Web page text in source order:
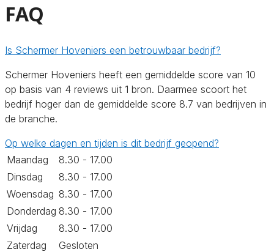
FAQ
Is Schermer Hoveniers een betrouwbaar bedrijf?
Schermer Hoveniers heeft een gemiddelde score van 10
op basis van 4 reviews uit 1 bron. Daarmee scoort het
bedrijf hoger dan de gemiddelde score 8.7 van bedrijven in
de branche.
Op welke dagen en tijden is dit bedrijf geopend?
Maandag
8.30 - 17.00
Dinsdag
8.30 - 17.00
Woensdag 8.30 - 17.00
Donderdag 8.30 - 17.00
Vrijdag
8.30 - 17.00
Zaterdag
Gesloten